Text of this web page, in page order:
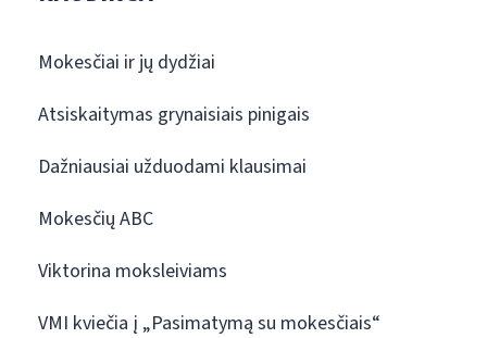
Mokesčiai ir jų dydžiai
Atsiskaitymas grynaisiais pinigais
Dažniausiai užduodami klausimai
Mokesčių ABC
Viktorina moksleiviams
VMI kviečia į „Pasimatymą su mokesčiais“